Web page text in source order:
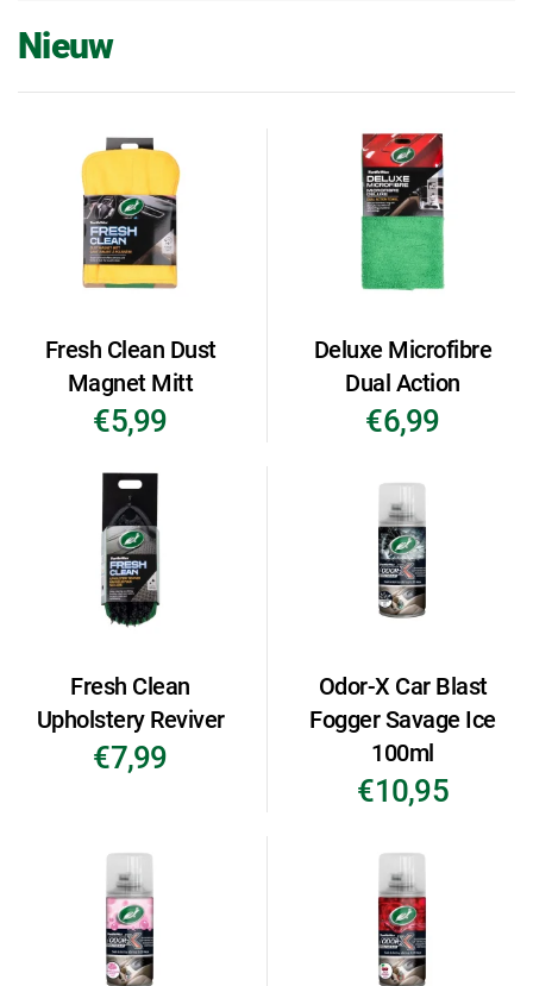
Nieuw
Fresh Clean Dust
Magnet Mitt
€5,99
Deluxe Microfibre
Dual Action
€6,99
Fresh Clean
Upholstery Reviver
€7,99
Odor-X Car Blast
Fogger Savage Ice
100ml
€10,95